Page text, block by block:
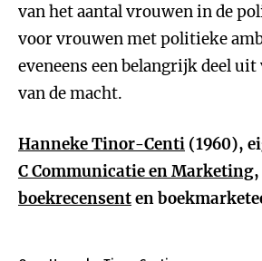
van het aantal vrouwen in de
voor vrouwen met politieke
eveneens een belangrijk deel
van de macht.
Hanneke Tinor-Centi (1960),
C Communicatie en Marketing
boekrecensenten